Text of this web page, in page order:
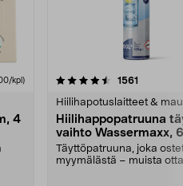
kpl)
4
1561
Hiilihapotuslaitteet &
Hiilihappopatruuna
vaihto Wassermaxx,
Täyttöpatruuna, joka
myymälästä – muista
4.5viidestä